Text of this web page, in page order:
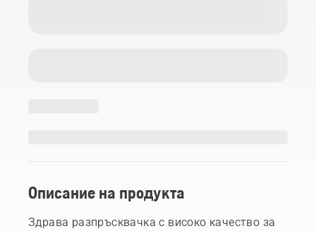
Описание на продукта
Здрава разпръсквачка с високо качество за